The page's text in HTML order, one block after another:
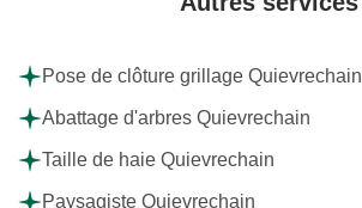
Pose de clôture grillage Quievrechain
Abattage d'arbres Quievrechain
Taille de haie Quievrechain
Paysagiste Quievrechain